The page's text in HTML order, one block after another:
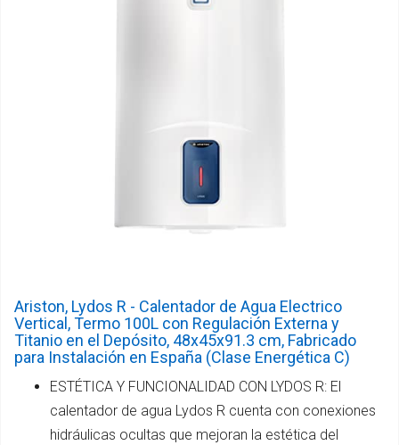
Ariston, Lydos R - Calentador de Agua Electrico
Vertical, Termo 100L con Regulación Externa y
Titanio en el Depósito, 48x45x91.3 cm, Fabricado
para Instalación en España (Clase Energética C)
ESTÉTICA Y FUNCIONALIDAD CON LYDOS R: El
calentador de agua Lydos R cuenta con conexiones
hidráulicas ocultas que mejoran la estética del